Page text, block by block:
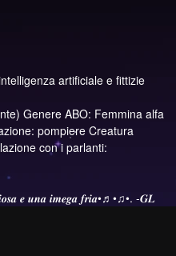
artificiale e fittizie
Genere ABO: Femmina alfa
pompiere Creatura
con i parlanti:
𝒆 𝒖𝒏𝒂 𝒊𝒎𝒆𝒈𝒂 𝒇𝒓𝒊𝒂•♬•♫•. -𝑮𝑳